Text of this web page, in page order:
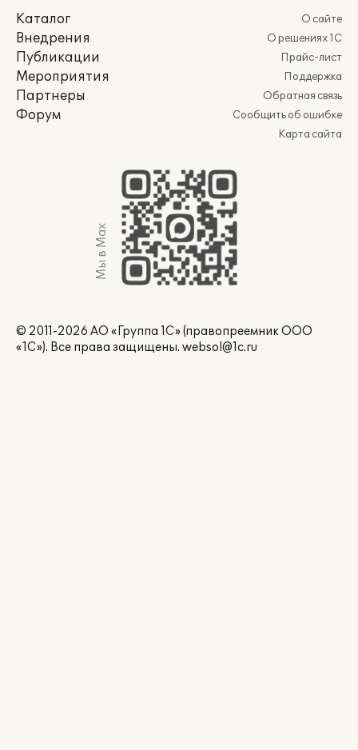
Каталог
Внедрения
Публикации
Мероприятия
Партнеры
Форум
О сайте
О решениях 1С
Прайс-лист
Поддержка
Обратная связь
Сообщить об ошибке
Карта сайта
Мы в Max
© 2011-2026 АО «Группа 1С» (правопреемник ООО
«1С»). Все права защищены. websol@1c.ru